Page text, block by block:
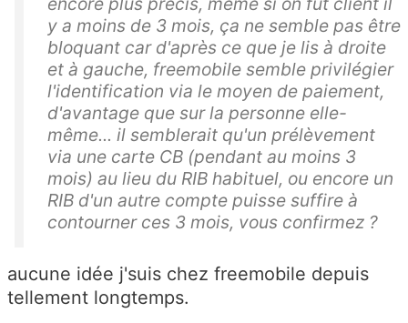
y a moins de 3 mois, ça ne semble pas être
bloquant car d'après ce que je lis à droite
et à gauche, freemobile semble privilégier
l'identification via le moyen de paiement,
d'avantage que sur la personne elle-
même... il semblerait qu'un prélèvement
via une carte CB (pendant au moins 3
mois) au lieu du RIB habituel, ou encore un
RIB d'un autre compte puisse suffire à
contourner ces 3 mois, vous confirmez ?
aucune idée j'suis chez freemobile depuis
tellement longtemps.